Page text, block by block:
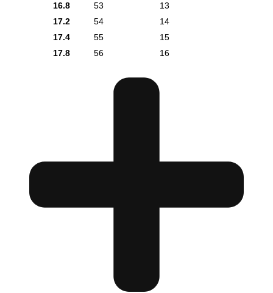
16.8
53
13
17.2
54
14
17.4
55
15
17.8
56 16